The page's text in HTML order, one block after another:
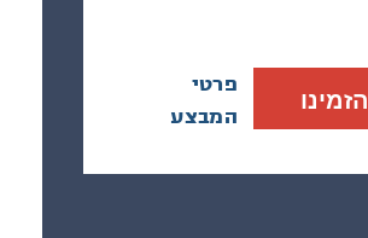
הזמינו
פרטי
המבצע